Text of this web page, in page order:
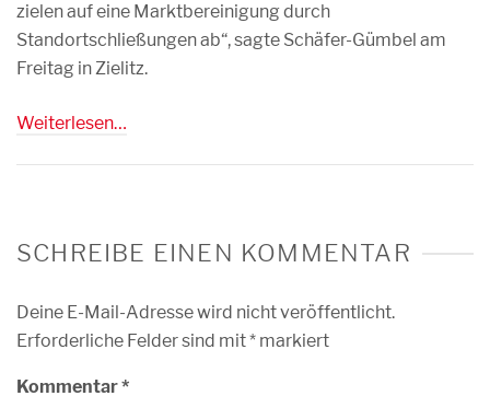
zielen auf eine Marktbereinigung durch
Standortschließungen ab“, sagte Schäfer-Gümbel am
Freitag in Zielitz.
Weiterlesen…
SCHREIBE EINEN KOMMENTAR
Deine E-Mail-Adresse wird nicht veröffentlicht.
Erforderliche Felder sind mit* markiert
Kommentar*